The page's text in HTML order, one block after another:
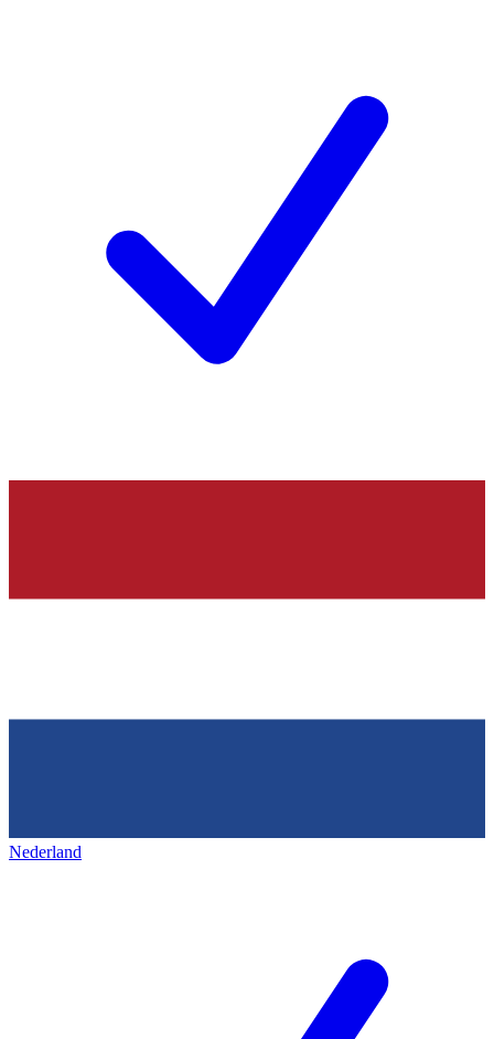
Nederland